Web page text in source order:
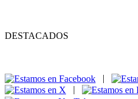
DESTACADOS
|
|